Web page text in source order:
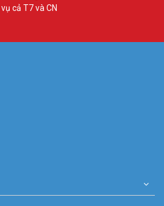
cả T7 và CN